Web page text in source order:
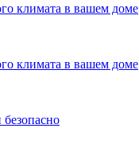
климата в вашем доме
климата в вашем доме